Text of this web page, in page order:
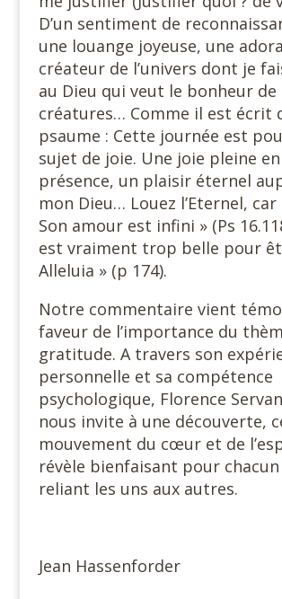
D’un sentiment de
une louange joyeuse, une
créateur de l’univers dont je
au Dieu qui veut le bonheur de
créatures… Comme il est écrit
psaume : Cette journée est
sujet de joie. Une joie pleine en
présence, un plaisir éternel
mon Dieu… Louez l’Eternel,
Son amour est infini » (Ps
est vraiment trop belle pour
Alleluia » (p 174).
Notre commentaire vient
faveur de l’importance du
gratitude. A travers son
personnelle et sa compétence
psychologique, Florence
nous invite à une découverte,
mouvement du cœur et de
révèle bienfaisant pour
reliant les uns aux autres.
Jean Hassenforder